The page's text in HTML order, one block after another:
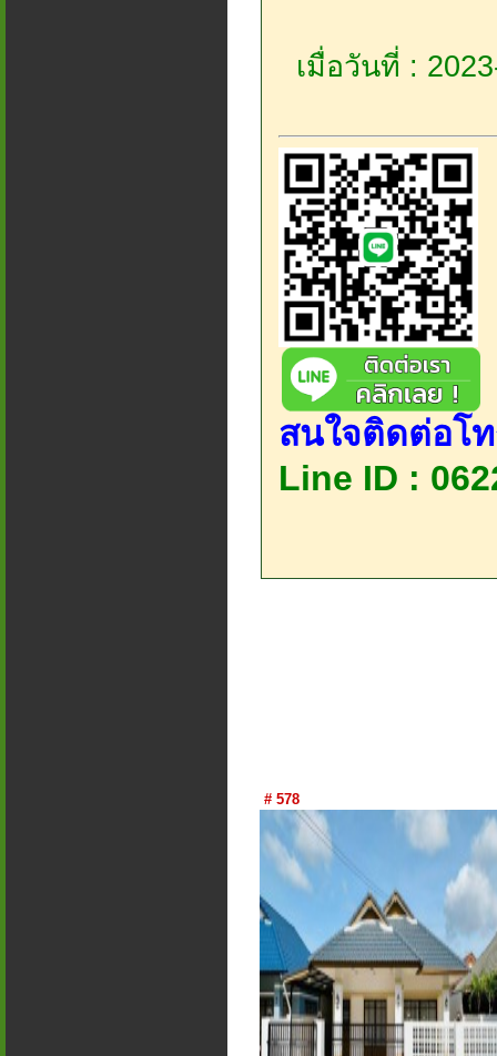
เมื่อวันที่ :
สนใจติดต่อโ
Line ID :
# 578